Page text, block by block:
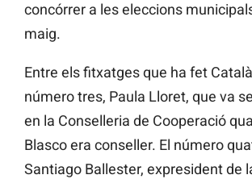
concórrer a les eleccions
maig.
Entre els fitxatges que ha fet
número tres, Paula Lloret, que va
en la Conselleria de Cooperació
Blasco era conseller. El número
Santiago Ballester, expresident de